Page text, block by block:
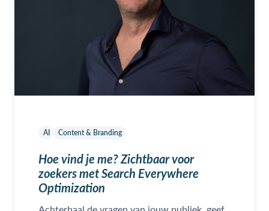
AI Content & Branding
Hoe vind je me? Zichtbaar voor
zoekers met Search Everywhere
Optimization